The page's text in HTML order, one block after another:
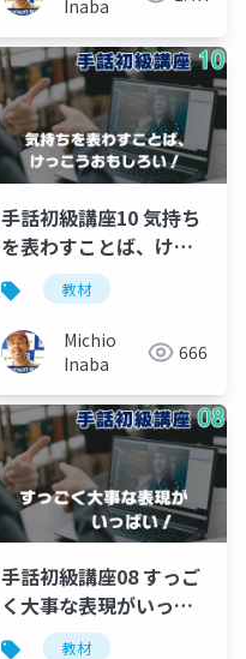
Inaba
手話初級講座10 気持ち
を表わすことば、けっ
こうおもしろい!
教材
Michio
Inaba
666
手話初級講座08 すっご
く大事な表現がいっぱ
い!
教材